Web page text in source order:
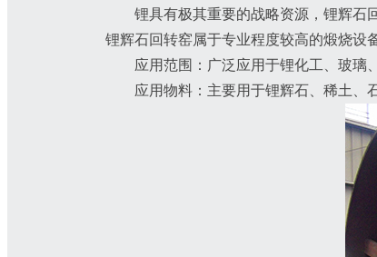
锂具有极其重要的战略资源，锂辉石
锂辉石回转窑属于专业程度较高的煅烧设
应用范围：广泛应用于锂化工、玻璃
应用物料：主要用于锂辉石、稀土、